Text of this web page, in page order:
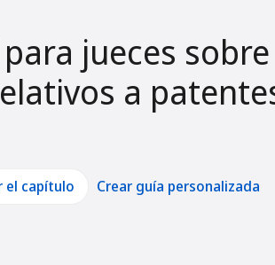
jueces
a
el capítulo Crear guía personalizada